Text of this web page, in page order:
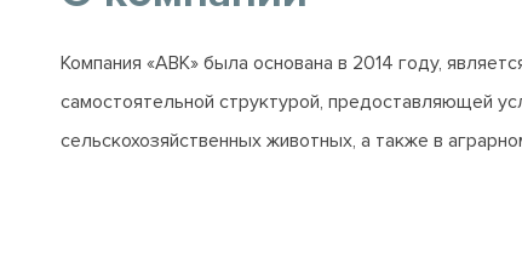
Компания «АВК» была основана в 2014 году,
самостоятельной структурой, предоставляющей
сельскохозяйственных животных, а также в